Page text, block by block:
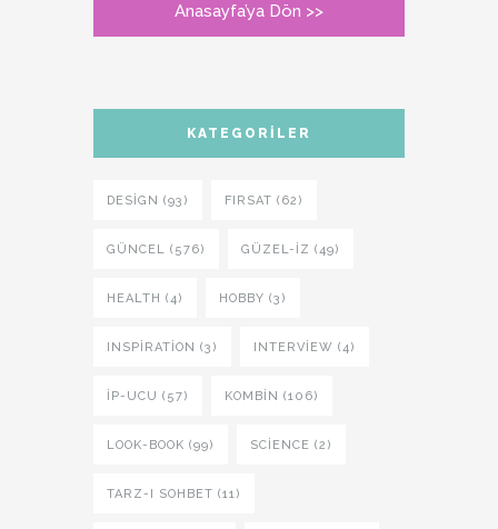
Anasayfa’ya Dön >>
KATEGORILER
DESIGN (93) FIRSAT (62)
GÜNCEL (576) GÜZEL-IZ (49)
HEALTH (4) HOBBY (3)
INSPIRATION (3) INTERVIEW (4)
İP-UCU (57) KOMBIN (106)
LOOK-BOOK (99) SCIENCE (2)
TARZ-I SOHBET (11)